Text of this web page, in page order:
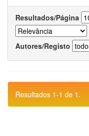
Resultados/Página
Autores/Registo
Resultados 1-1 de 1.